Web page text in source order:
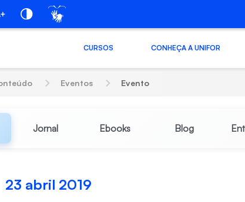
CURSOS CONHEÇA A UNIFOR
Eventos Evento
Jornal Ebooks Blog
23 abril 2019